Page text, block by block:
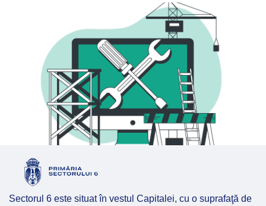
Sectorul 6 este situat în vestul Capitalei, cu o suprafaţă de